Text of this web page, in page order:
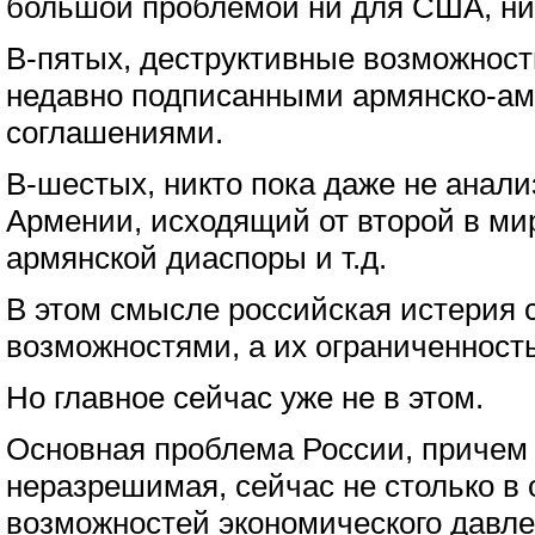
большой проблемой ни для США,
В-пятых, деструктивные
недавно подписанными армянско-
соглашениями.
В-шестых, никто пока даже не
Армении, исходящий от второй в
армянской диаспоры и т.д.
В этом смысле российская истерия
возможностями, а их
Но главное сейчас уже не в этом.
Основная проблема России,
неразрешимая, сейчас не столько в
возможностей экономического